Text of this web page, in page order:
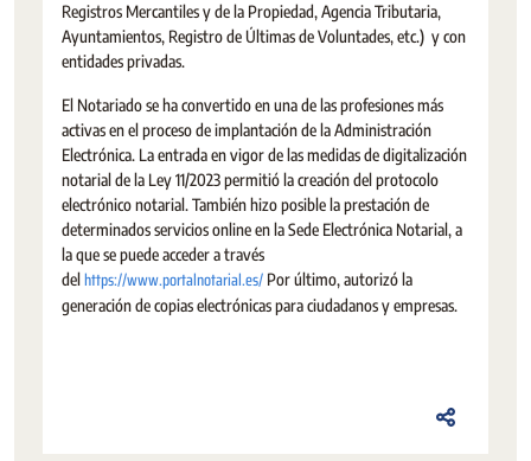
Registros Mercantiles y de la Propiedad, Agencia Tributaria,
Ayuntamientos, Registro de Últimas de Voluntades, etc.) y con
entidades privadas.
El Notariado se ha convertido en una de las profesiones más
activas en el proceso de implantación de la Administración
Electrónica. La entrada en vigor de las medidas de digitalización
notarial de la Ley 11/2023 permitió la creación del protocolo
electrónico notarial. También hizo posible la prestación de
determinados servicios online en la Sede Electrónica Notarial, a
la que se puede acceder a través
delhttps://www.portalnotarial.es/ Por último, autorizó la
generación de copias electrónicas para ciudadanos y empresas.